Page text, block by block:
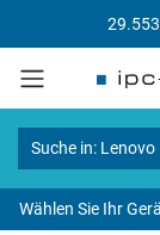
Suche in: Lenovo
Wählen Sie Ihr